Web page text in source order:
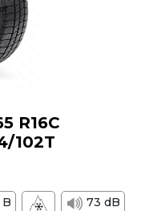
R16C
102T
B
73 dB